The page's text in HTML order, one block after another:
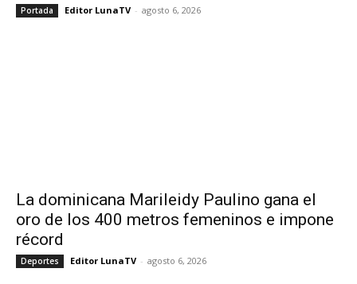
Portada Editor LunaTV - agosto 6, 2026
La dominicana Marileidy Paulino gana el
oro de los 400 metros femeninos e impone
récord
Deportes Editor LunaTV - agosto 6, 2026